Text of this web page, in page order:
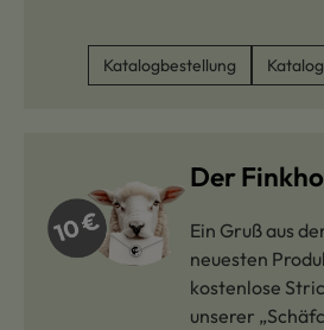
Katalogbestellung
Der
Ein Gruß aus
neuesten
kostenlose
unserer